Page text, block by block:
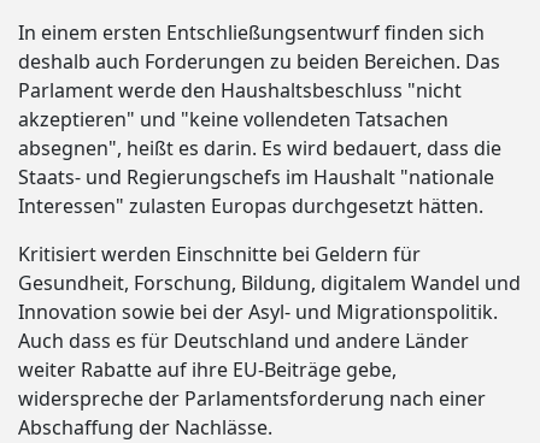
In einem ersten Entschließungsentwurf finden sich
deshalb auch Forderungen zu beiden Bereichen. Das
Parlament werde den Haushaltsbeschluss "nicht
akzeptieren" und "keine vollendeten Tatsachen
absegnen", heißt es darin. Es wird bedauert, dass die
Staats- und Regierungschefs im Haushalt "nationale
Interessen" zulasten Europas durchgesetzt hätten.
Kritisiert werden Einschnitte bei Geldern für
Gesundheit, Forschung, Bildung, digitalem Wandel und
Innovation sowie bei der Asyl- und Migrationspolitik.
Auch dass es für Deutschland und andere Länder
weiter Rabatte auf ihre EU-Beiträge gebe,
widerspreche der Parlamentsforderung nach einer
Abschaffung der Nachlässe.